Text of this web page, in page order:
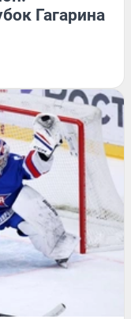
Гагарина